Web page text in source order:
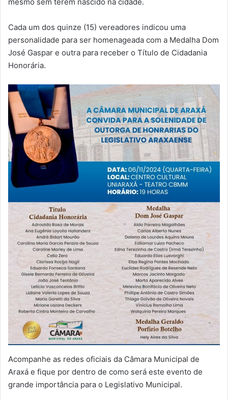
Cada um dos quinze (15) vereadores indicou uma
personalidade para ser homenageada com a Medalha Dom
José Gaspar e outra para receber o Título de Cidadania
Honorária.
Acompanhe as redes oficiais da Câmara Municipal de
Araxá e fique por dentro de como será este evento de
grande importância para o Legislativo Municipal.